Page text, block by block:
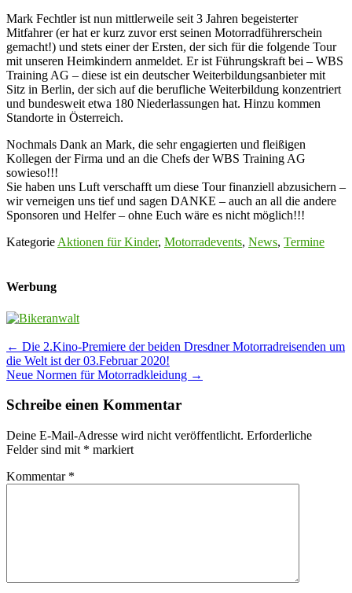
Mark Fechtler ist nun mittlerweile seit 3 Jahren begeisterter
Mitfahrer (er hat er kurz zuvor erst seinen Motorradführerschein
gemacht!) und stets einer der Ersten, der sich für die folgende Tour
mit unseren Heimkindern anmeldet. Er ist Führungskraft bei – WBS
Training AG – diese ist ein deutscher Weiterbildungsanbieter mit
Sitz in Berlin, der sich auf die berufliche Weiterbildung konzentriert
und bundesweit etwa 180 Niederlassungen hat. Hinzu kommen
Standorte in Österreich.
Nochmals Dank an Mark, die sehr engagierten und fleißigen
Kollegen der Firma und an die Chefs der WBS Training AG
sowieso!!!
Sie haben uns Luft verschafft um diese Tour finanziell abzusichern –
wir verneigen uns tief und sagen DANKE – auch an all die andere
Sponsoren und Helfer – ohne Euch wäre es nicht möglich!!!
Kategorie Aktionen für Kinder, Motorradevents, News, Termine
Werbung
Post
navigation
← Die 2.Kino-Premiere der beiden Dresdner Motorradreisenden um
die Welt ist der 03.Februar 2020!
Neue Normen für Motorradkleidung →
Schreibe einen Kommentar
Deine E-Mail-Adresse wird nicht veröffentlicht. Erforderliche
Felder sind mit * markiert
Kommentar *